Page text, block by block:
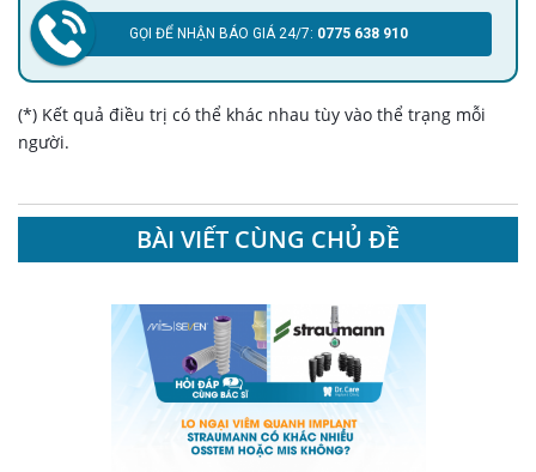
GỌI ĐỂ NHẬN BÁO GIÁ 24/7: 0775 638 910
(*) Kết quả điều trị có thể khác nhau tùy vào thể trạng mỗi
người.
BÀI VIẾT CÙNG CHỦ ĐỀ